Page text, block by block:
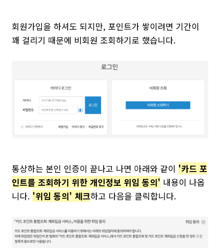
회원가입을 하셔도 되지만, 포인트가 쌓이려면 기간이
꽤 걸리기 때문에 비회원 조회하기로 했습니다.
통상하는 본인 인증이 끝나고 나면 아래와 같이 '카드 포
인트를 조회하기 위한 개인정보 위임 동의' 내용이 나옵
니다. '위임 동의' 체크하고 다음을 클릭합니다.